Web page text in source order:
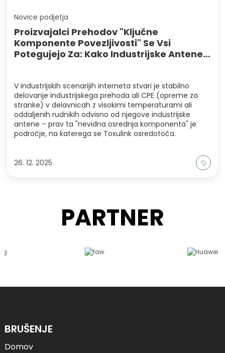
Novice podjetja
Proizvajalci Prehodov "ključne
Komponente Povezljivosti" Se Vsi
Potegujejo Za: Kako Industrijske Antene
V industrijskih scenarijih interneta stvari je stabilno
delovanje industrijskega prehoda ali CPE (opreme za
stranke) v delavnicah z visokimi temperaturami ali
oddaljenih rudnikih odvisno od njegove industrijske
antene – prav ta "nevidna osrednja komponenta" je
področje, na katerega se Toxulink osredotoča.
26. 12. 2025
PARTNER
BRUŠENJE
Domov